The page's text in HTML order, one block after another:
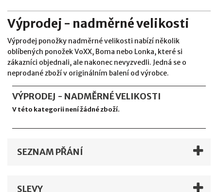
Výprodej - nadměrné velikosti
Výprodej ponožky nadměrné velikosti nabízí několik
oblíbených ponožek VoXX, Boma nebo Lonka, které si
zákazníci objednali, ale nakonec nevyzvedli. Jedná se o
neprodané zboží v originálním balení od výrobce.
VÝPRODEJ - NADMĚRNÉ VELIKOSTI
V této kategorii není žádné zboží.
SEZNAM PŘÁNÍ
SLEVY